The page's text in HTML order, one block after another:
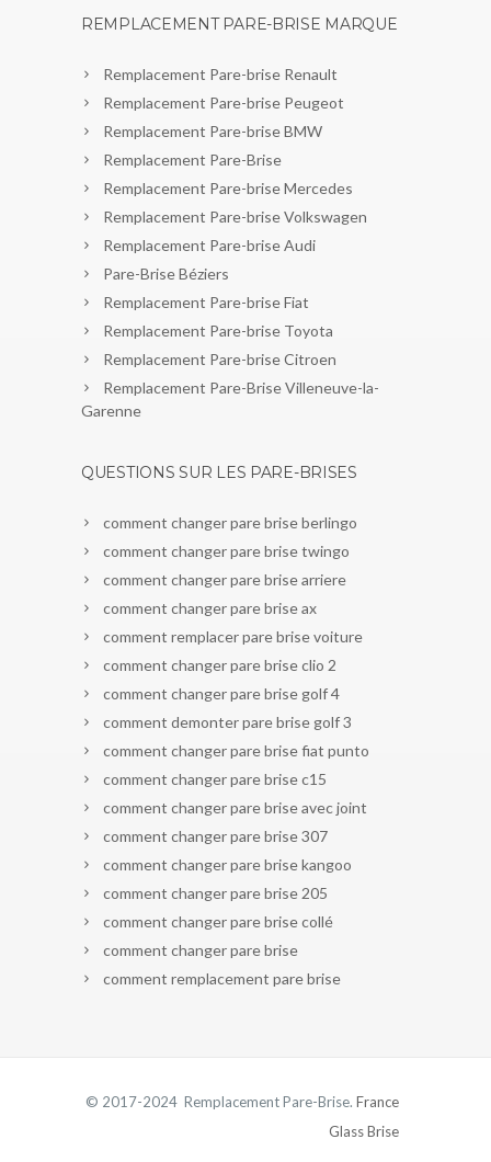
REMPLACEMENT PARE-BRISE MARQUE
Remplacement Pare-brise Renault
Remplacement Pare-brise Peugeot
Remplacement Pare-brise BMW
Remplacement Pare-Brise
Remplacement Pare-brise Mercedes
Remplacement Pare-brise Volkswagen
Remplacement Pare-brise Audi
Pare-Brise Béziers
Remplacement Pare-brise Fiat
Remplacement Pare-brise Toyota
Remplacement Pare-brise Citroen
Remplacement Pare-Brise Villeneuve-la-
Garenne
QUESTIONS SUR LES PARE-BRISES
comment changer pare brise berlingo
comment changer pare brise twingo
comment changer pare brise arriere
comment changer pare brise ax
comment remplacer pare brise voiture
comment changer pare brise clio 2
comment changer pare brise golf 4
comment demonter pare brise golf 3
comment changer pare brise fiat punto
comment changer pare brise c15
comment changer pare brise avec joint
comment changer pare brise 307
comment changer pare brise kangoo
comment changer pare brise 205
comment changer pare brise collé
comment changer pare brise
comment remplacement pare brise
© 2017-2024 Remplacement Pare-Brise. France
Glass Brise